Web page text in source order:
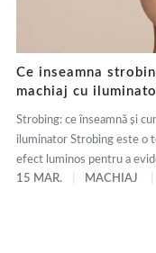
Ce inseamna
machiaj cu
Strobing: ce înseamnă și
iluminator Strobing este o
efect luminos pentru a
15 MAR.
MACHIAJ